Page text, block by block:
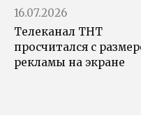
16.07.2026
Телеканал ТНТ
просчитался с
рекламы на экране